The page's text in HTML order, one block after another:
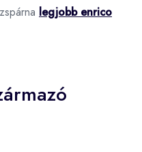
legjobb enrico